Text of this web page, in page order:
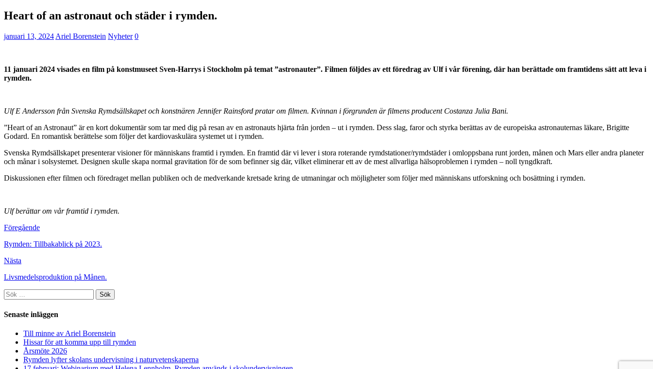
Heart of an astronaut och städer i rymden.
januari 13, 2024 Ariel Borenstein Nyheter 0
11 januari 2024 visades en film på konstmuseet Sven-Harrys i Stockholm på temat ”astronauter”. Filmen följdes av ett föredrag av Ulf i vår förening, där han berättade om framtidens sätt att leva i
rymden.
Ulf E Andersson från Svenska Rymdsällskapet och konstnären Jennifer Rainsford pratar om filmen. Kvinnan i förgrunden är filmens producent Costanza Julia Bani.
”Heart of an Astronaut” är en kort dokumentär som tar med dig på resan av en astronauts hjärta från jorden – ut i rymden. Dess slag, faror och styrka berättas av de europeiska astronauternas läkare, Brigitte
Godard. En romantisk berättelse som följer det kardiovaskulära systemet ut i rymden.
Svenska Rymdsällskapet presenterar visioner för människans framtid i rymden. En framtid där vi lever i stora roterande rymdstationer/rymdstäder i omloppsbana runt jorden, månen och Mars eller andra planeter
och månar i solsystemet. Designen skulle skapa normal gravitation för de som befinner sig där, vilket eliminerar ett av de mest allvarliga hälsoproblemen i rymden – noll tyngdkraft.
Diskussionen efter filmen och föredraget mellan publiken och de medverkande kretsade kring de utmaningar och möjligheter som följer med människans utforskning och bosättning i rymden.
Ulf berättar om vår framtid i rymden.
Föregående
Rymden: Tillbakablick på 2023.
Nästa
Livsmedelsproduktion på Månen.
Sök
efter:
Senaste inläggen
Till minne av Ariel Borenstein
Hissar för att komma upp till rymden
Årsmöte 2026
Rymden lyfter skolans undervisning i naturvetenskaperna